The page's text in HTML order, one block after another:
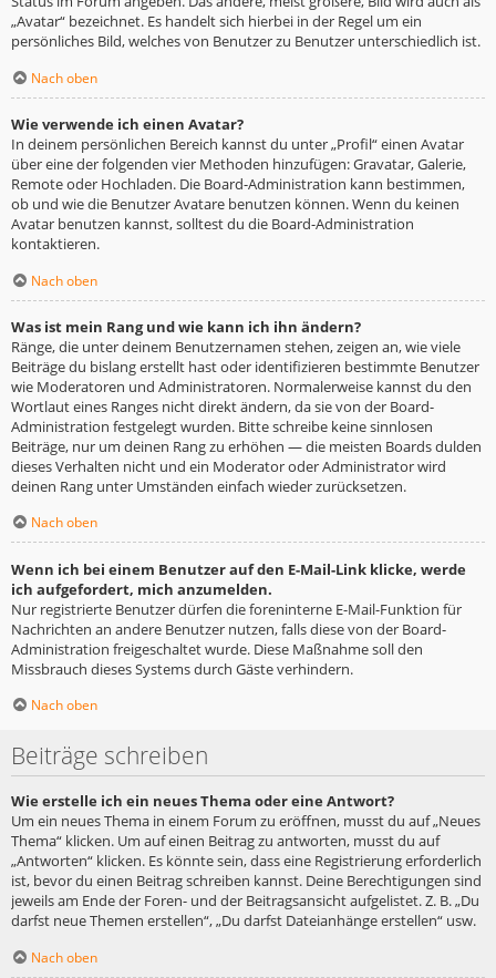
„Avatar“ bezeichnet. Es handelt sich hierbei in der Regel um ein
persönliches Bild, welches von Benutzer zu Benutzer unterschiedlich ist.
Nach oben
Wie verwende ich einen Avatar?
In deinem persönlichen Bereich kannst du unter „Profil“ einen Avatar
über eine der folgenden vier Methoden hinzufügen: Gravatar, Galerie,
Remote oder Hochladen. Die Board-Administration kann bestimmen,
ob und wie die Benutzer Avatare benutzen können. Wenn du keinen
Avatar benutzen kannst, solltest du die Board-Administration
kontaktieren.
Nach oben
Was ist mein Rang und wie kann ich ihn ändern?
Ränge, die unter deinem Benutzernamen stehen, zeigen an, wie viele
Beiträge du bislang erstellt hast oder identifizieren bestimmte Benutzer
wie Moderatoren und Administratoren. Normalerweise kannst du den
Wortlaut eines Ranges nicht direkt ändern, da sie von der Board-
Administration festgelegt wurden. Bitte schreibe keine sinnlosen
Beiträge, nur um deinen Rang zu erhöhen — die meisten Boards dulden
dieses Verhalten nicht und ein Moderator oder Administrator wird
deinen Rang unter Umständen einfach wieder zurücksetzen.
Nach oben
Wenn ich bei einem Benutzer auf den E-Mail-Link klicke, werde
ich aufgefordert, mich anzumelden.
Nur registrierte Benutzer dürfen die foreninterne E-Mail-Funktion für
Nachrichten an andere Benutzer nutzen, falls diese von der Board-
Administration freigeschaltet wurde. Diese Maßnahme soll den
Missbrauch dieses Systems durch Gäste verhindern.
Nach oben
Beiträge schreiben
Wie erstelle ich ein neues Thema oder eine Antwort?
Um ein neues Thema in einem Forum zu eröffnen, musst du auf „Neues
Thema“ klicken. Um auf einen Beitrag zu antworten, musst du auf
„Antworten“ klicken. Es könnte sein, dass eine Registrierung erforderlich
ist, bevor du einen Beitrag schreiben kannst. Deine Berechtigungen sind
jeweils am Ende der Foren- und der Beitragsansicht aufgelistet. Z. B. „Du
darfst neue Themen erstellen“, „Du darfst Dateianhänge erstellen“ usw.
Nach oben